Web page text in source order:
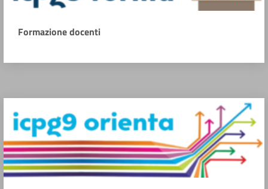
Formazione docenti